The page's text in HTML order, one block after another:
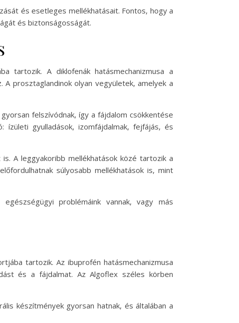
és esetleges mellékhatásait. Fontos, hogy a
és biztonságosságát.
tartozik. A diklofenák hatásmechanizmusa a
prosztaglandinok olyan vegyületek, amelyek a
felszívódnak, így a fájdalom csökkentése
gyulladások, izomfájdalmak, fejfájás, és
A leggyakoribb mellékhatások közé tartozik a
súlyosabb mellékhatások is, mint
problémáink vannak, vagy más
tartozik. Az ibuprofén hatásmechanizmusa
és a fájdalmat. Az Algoflex széles körben
készítmények gyorsan hatnak, és általában a